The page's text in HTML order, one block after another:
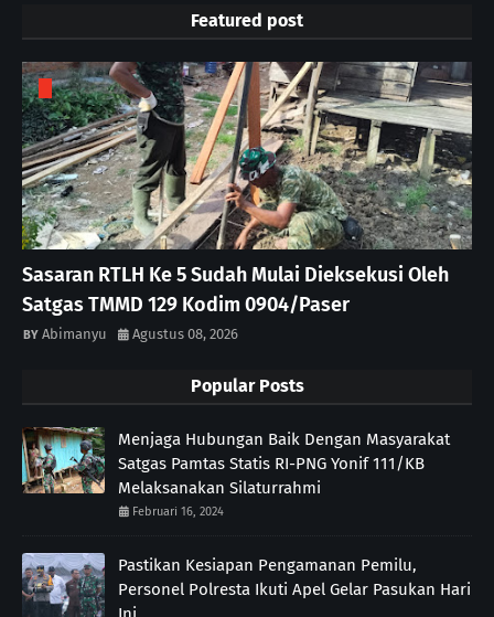
Featured post
Sasaran RTLH Ke 5 Sudah Mulai Dieksekusi Oleh
Satgas TMMD 129 Kodim 0904/Paser
Abimanyu Agustus 08, 2026
Popular Posts
Menjaga Hubungan Baik Dengan Masyarakat
Satgas Pamtas Statis RI-PNG Yonif 111/KB
Melaksanakan Silaturrahmi
Februari 16, 2024
Pastikan Kesiapan Pengamanan Pemilu,
Personel Polresta Ikuti Apel Gelar Pasukan Hari